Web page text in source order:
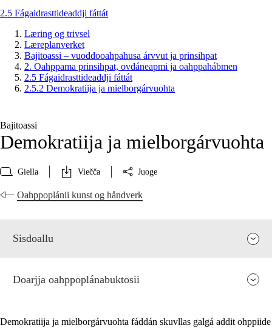
2.5 Fágaidrasttideaddji fáttát
Læring og trivsel
Læreplanverket
Bajitoassi – vuođđooahpahusa árvvut ja prinsihpat
2. Oahppama prinsihpat, ovdáneapmi ja oahppahábmen
2.5 Fágaidrasttideaddji fáttát
2.5.2 Demokratiija ja mielborgárvuohta
Bajitoassi
Demokratiija ja mielborgárvuohta
Giella Viečča Juoge
Oahppoplánii kunst og håndverk
Sisdoallu
Doarjja oahppoplánabuktosii
Demokratiija ja mielborgárvuohta fáddán skuvllas galgá addit ohppiide